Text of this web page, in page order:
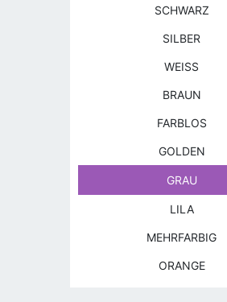
SCHWARZ
SILBER
WEISS
BRAUN
FARBLOS
GOLDEN
GRAU
LILA
MEHRFARBIG
ORANGE